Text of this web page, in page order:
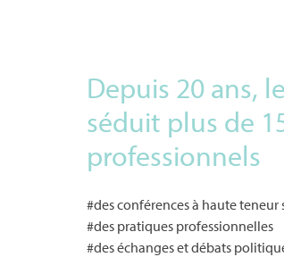
Depuis 20 ans,
séduit plus de
professionnels
#des conférences à haute
#des pratiques professionnelles
#des échanges et débats